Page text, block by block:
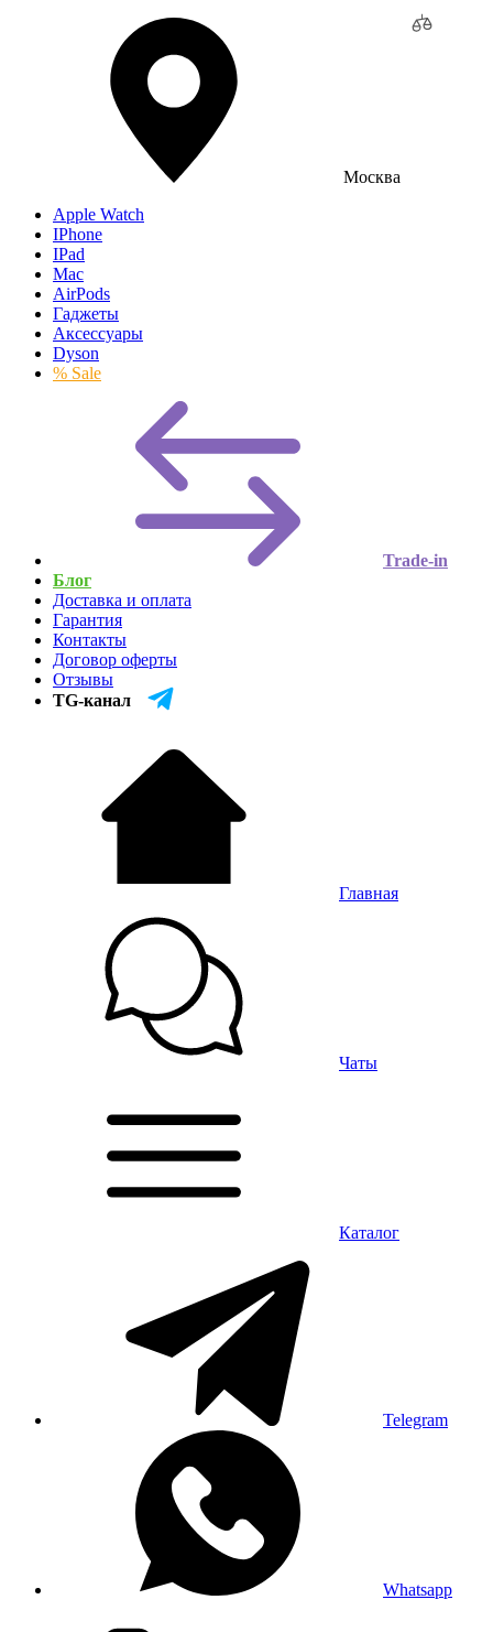
Москва
Apple Watch
IPhone
IPad
Mac
AirPods
Гаджеты
Аксессуары
Dyson
% Sale
Trade-in
Блог
Доставка и оплата
Гарантия
Контакты
Договор оферты
Отзывы
TG-канал
Главная
Чаты
Каталог
Telegram
Whatsapp